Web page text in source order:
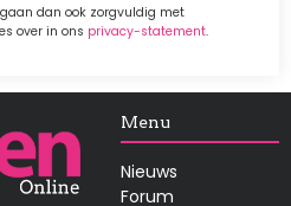
dan ook zorgvuldig met
over in ons privacy-statement.
Menu
Nieuws
Forum